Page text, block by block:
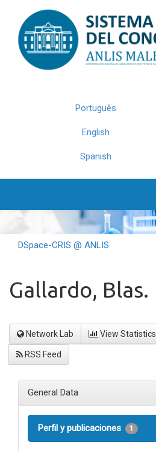
navigation
Português
English
Spanish
DSpace-CRIS @ ANLIS
Gallardo, Blas.
Network Lab View Statistics
RSS Feed
General Data
Perfil y publicaciones 1